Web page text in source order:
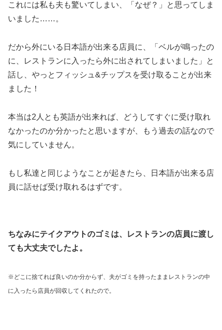
これには私も夫も驚いてしまい、「なぜ？」と思ってしま
いました……。
だから外にいる日本語が出来る店員に、「ベルが鳴ったの
に、レストランに入ったら外に出されてしまいました」と
話し、やっとフィッシュ&チップスを受け取ることが出来
ました！
本当は2人とも英語が出来れば、どうしてすぐに受け取れ
なかったのか分かったと思いますが、もう過去の話なので
気にしていません。
もし私達と同じようなことが起きたら、日本語が出来る店
員に話せば受け取れるはずです。
ちなみにテイクアウトのゴミは、レストランの店員に渡し
ても大丈夫でしたよ。
※どこに捨てれば良いのか分からず、夫がゴミを持ったままレストランの中
に入ったら店員が回収してくれたので。